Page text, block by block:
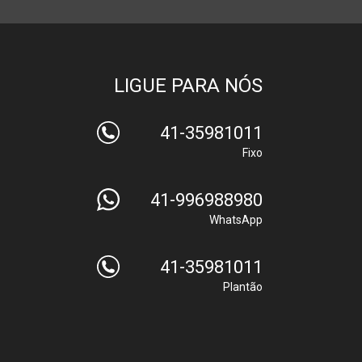
LIGUE PARA NÓS
41-35981011
Fixo
41-996988980
WhatsApp
41-35981011
Plantão